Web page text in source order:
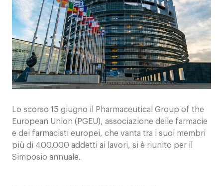
Lo scorso 15 giugno il Pharmaceutical Group of the
European Union (PGEU), associazione delle farmacie
e dei farmacisti europei, che vanta tra i suoi membri
più di 400.000 addetti ai lavori, si è riunito per il
Simposio annuale.